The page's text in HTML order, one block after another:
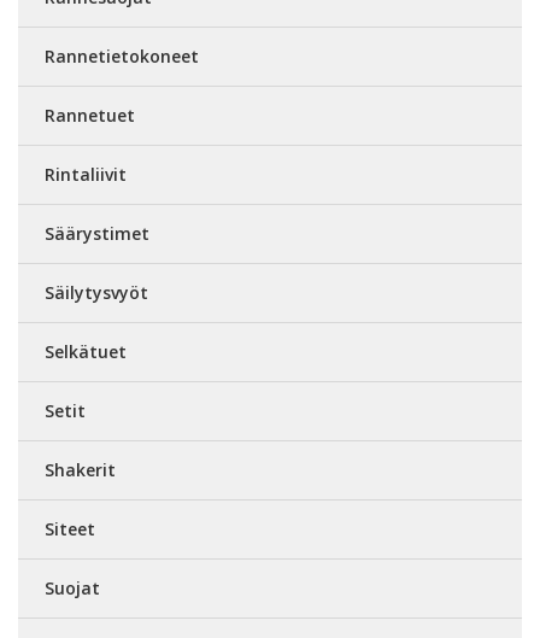
Rannetietokoneet
Rannetuet
Rintaliivit
Säärystimet
Säilytysvyöt
Selkätuet
Setit
Shakerit
Siteet
Suojat